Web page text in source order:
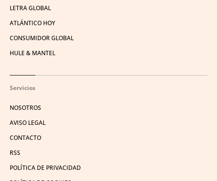
LETRA GLOBAL
ATLÁNTICO HOY
CONSUMIDOR GLOBAL
HULE & MANTEL
Servicios
NOSOTROS
AVISO LEGAL
CONTACTO
RSS
POLÍTICA DE PRIVACIDAD